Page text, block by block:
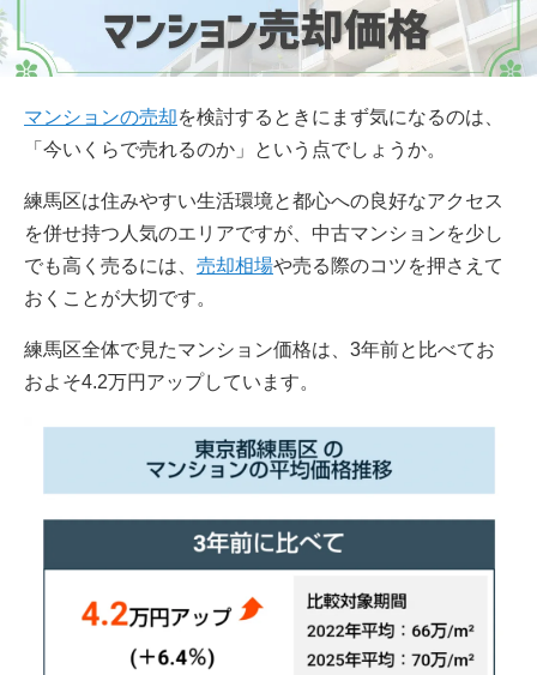
マンションの売却を検討するときにまず気になるのは、
「今いくらで売れるのか」という点でしょうか。
練馬区は住みやすい生活環境と都心への良好なアクセス
を併せ持つ人気のエリアですが、中古マンションを少し
でも高く売るには、 売却相場や売る際のコツを押さえて
おくことが大切です。
練馬区全体で見たマンション価格は、3年前と比べてお
およそ4.2万円アップしています。